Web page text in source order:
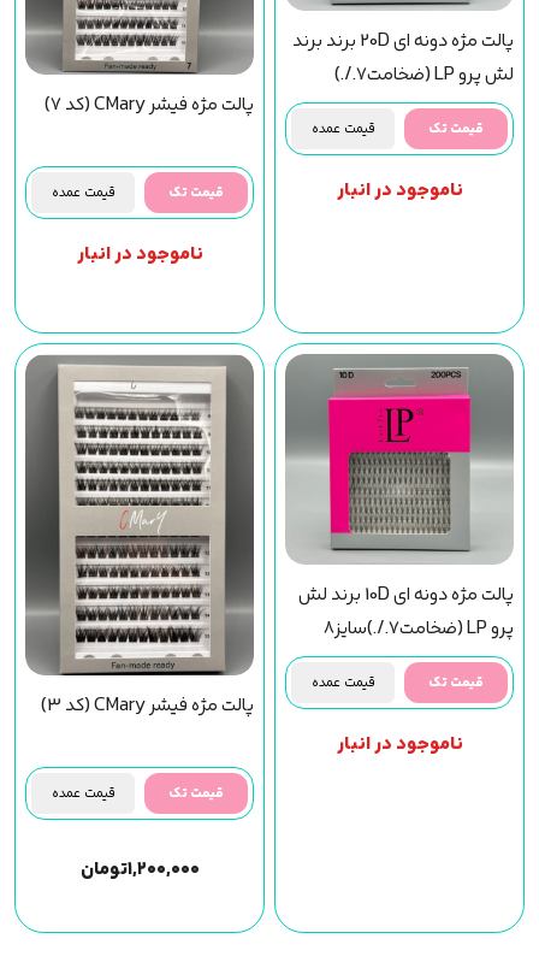
پالت مژه دونه ای 20D برند برند
لش پرو LP (ضخامت7./.)
سایز12
قیمت تک قیمت عمده
ناموجود در انبار
پالت مژه فیشر CMary (کد 7)
قیمت تک قیمت عمده
ناموجود در انبار
پالت مژه دونه ای 10D برند لش
پرو LP (ضخامت7./.)سایز8
قیمت تک قیمت عمده
ناموجود در انبار
پالت مژه فیشر CMary (کد 3)
قیمت تک قیمت عمده
۱,۲۰۰,۰۰۰تومان